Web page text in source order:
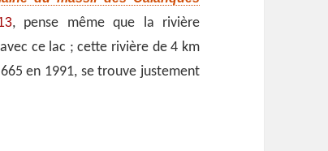
, pense même que la rivière
ce lac ; cette rivière de 4 km
en 1991, se trouve justement